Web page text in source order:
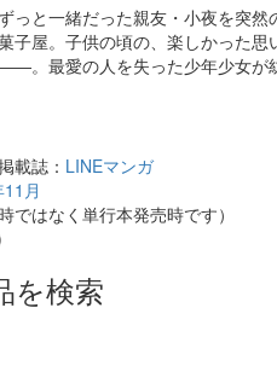
っと一緒だった親友・小夜を突
子屋。子供の頃の、楽しかった
。最愛の人を失った少年少女が
載誌： LINEマンガ
月
ではなく単行本発売時です）
を検索